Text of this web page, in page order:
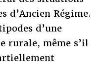
d’Ancien Régime.
d’une
rurale, même s’il